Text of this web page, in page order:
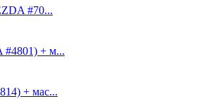
#70...
+ м...
+ мас...